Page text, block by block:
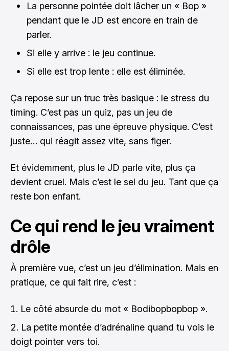
La personne pointée doit lâcher un « Bop »
pendant que le JD est encore en train de
parler.
Si elle y arrive : le jeu continue.
Si elle est trop lente : elle est éliminée.
Ça repose sur un truc très basique : le stress du
timing. C’est pas un quiz, pas un jeu de
connaissances, pas une épreuve physique. C’est
juste… qui réagit assez vite, sans figer.
Et évidemment, plus le JD parle vite, plus ça
devient cruel. Mais c’est le sel du jeu. Tant que ça
reste bon enfant.
Ce qui rend le jeu vraiment
drôle
À première vue, c’est un jeu d’élimination. Mais en
pratique, ce qui fait rire, c’est :
Le côté absurde du mot « Bodibopbopbop ».
La petite montée d’adrénaline quand tu vois le
doigt pointer vers toi.